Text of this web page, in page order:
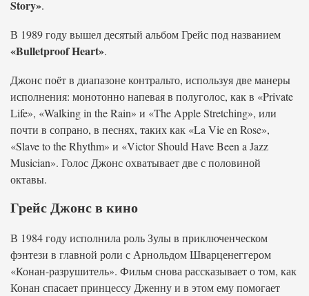
Story».
В 1989 году вышел десятый альбом Грейс под названием
«Bulletproof Heart».
Джонс поёт в диапазоне контральто, используя две манеры
исполнения: монотонно напевая в полуголос, как в «Private
Life», «Walking in the Rain» и «The Apple Stretching», или
почти в сопрано, в песнях, таких как «La Vie en Rose»,
«Slave to the Rhythm» и «Victor Should Have Been a Jazz
Musician». Голос Джонс охватывает две с половиной
октавы.
Грейс Джонс в кино
В 1984 году исполнила роль Зулы в приключенческом
фэнтези в главной роли с Арнольдом Шварценеггером
«Конан-разрушитель». Фильм снова рассказывает о том, как
Конан спасает принцессу Дженну и в этом ему помогает